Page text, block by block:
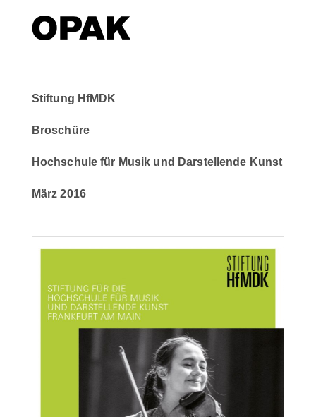
Stiftung HfMDK
Broschüre
Hochschule für Musik und Darstellende Kunst
März 2016